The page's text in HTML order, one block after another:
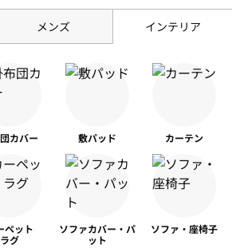
メンズ インテリア
カバー 敷パッド カーテン
ペット
ラグ
ソファカバー・パ
ット
ソファ・座椅子